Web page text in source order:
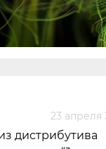
23 апреля
дистрибутива